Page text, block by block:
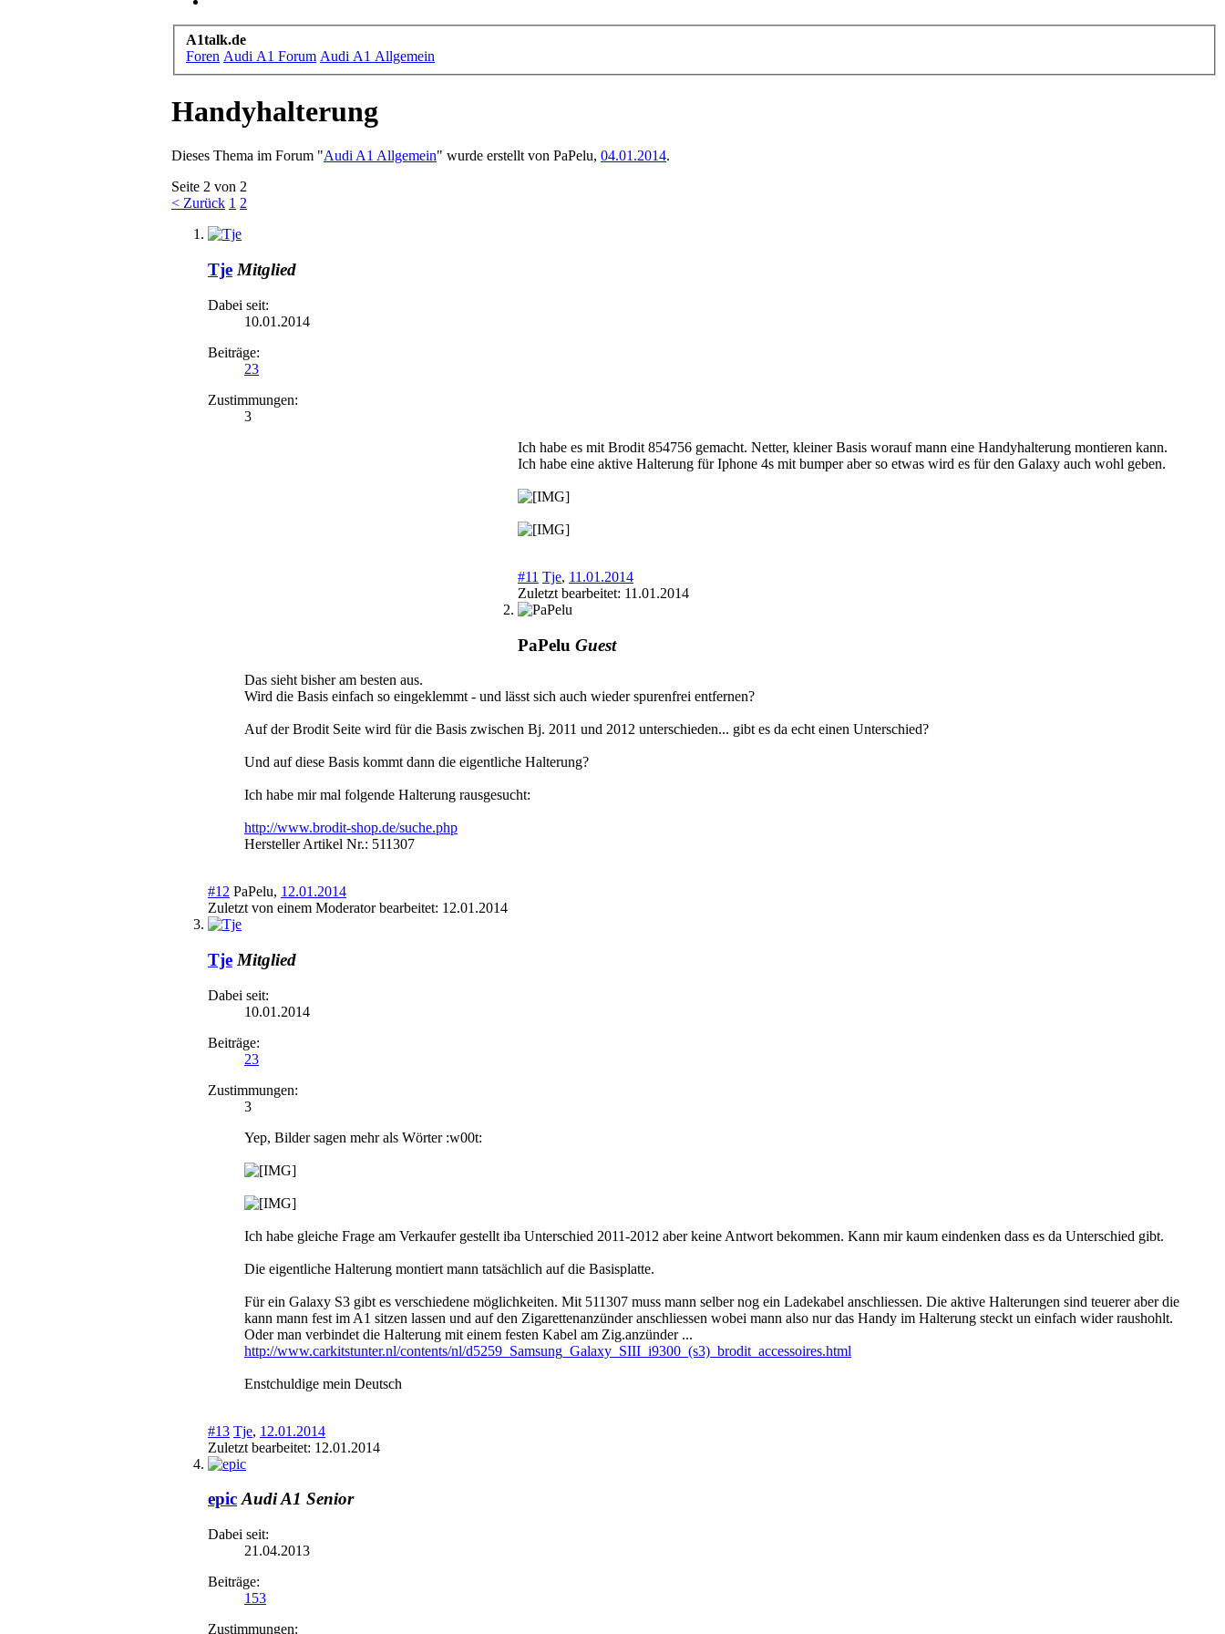
A1talk.de
Foren Audi A1 Forum Audi A1 Allgemein
Handyhalterung
Dieses Thema im Forum "Audi A1 Allgemein" wurde erstellt von PaPelu, 04.01.2014.
Seite 2 von 2
< Zurück 1 2
Tje Mitglied
Dabei seit:
10.01.2014
Beiträge:
23
Zustimmungen:
3
Ich habe es mit Brodit 854756 gemacht. Netter, kleiner Basis worauf mann eine Handyhalterung montieren kann.
Ich habe eine aktive Halterung für Iphone 4s mit bumper aber so etwas wird es für den Galaxy auch wohl geben.
#11 Tje, 11.01.2014
Zuletzt bearbeitet: 11.01.2014
PaPelu Guest
Das sieht bisher am besten aus.
Wird die Basis einfach so eingeklemmt - und lässt sich auch wieder spurenfrei entfernen?
Auf der Brodit Seite wird für die Basis zwischen Bj. 2011 und 2012 unterschieden... gibt es da echt einen Unterschied?
Und auf diese Basis kommt dann die eigentliche Halterung?
Ich habe mir mal folgende Halterung rausgesucht:
http://www.brodit-shop.de/suche.php
Hersteller Artikel Nr.: 511307
#12 PaPelu, 12.01.2014
Zuletzt von einem Moderator bearbeitet: 12.01.2014
Tje Mitglied
Dabei seit:
10.01.2014
Beiträge:
23
Zustimmungen:
3
Yep, Bilder sagen mehr als Wörter :w00t:
Ich habe gleiche Frage am Verkaufer gestellt iba Unterschied 2011-2012 aber keine Antwort bekommen. Kann mir kaum eindenken dass es da Unterschied gibt.
Die eigentliche Halterung montiert mann tatsächlich auf die Basisplatte.
Für ein Galaxy S3 gibt es verschiedene möglichkeiten. Mit 511307 muss mann selber nog ein Ladekabel anschliessen. Die aktive Halterungen sind teuerer aber die
kann mann fest im A1 sitzen lassen und auf den Zigarettenanzünder anschliessen wobei mann also nur das Handy im Halterung steckt un einfach wider raushohlt.
Oder man verbindet die Halterung mit einem festen Kabel am Zig.anzünder ...
http://www.carkitstunter.nl/contents/nl/d5259_Samsung_Galaxy_SIII_i9300_(s3)_brodit_accessoires.html
Enstchuldige mein Deutsch
#13 Tje, 12.01.2014
Zuletzt bearbeitet: 12.01.2014
epic Audi A1 Senior
Dabei seit:
21.04.2013
Beiträge:
153
Zustimmungen: